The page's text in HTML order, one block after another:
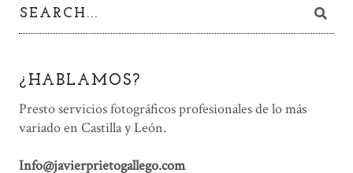
¿HABLAMOS?
Presto servicios fotográficos profesionales de lo más
variado en Castilla y León.
Info@javierprietogallego.com